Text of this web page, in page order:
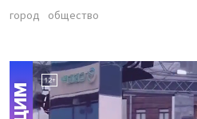
город общество